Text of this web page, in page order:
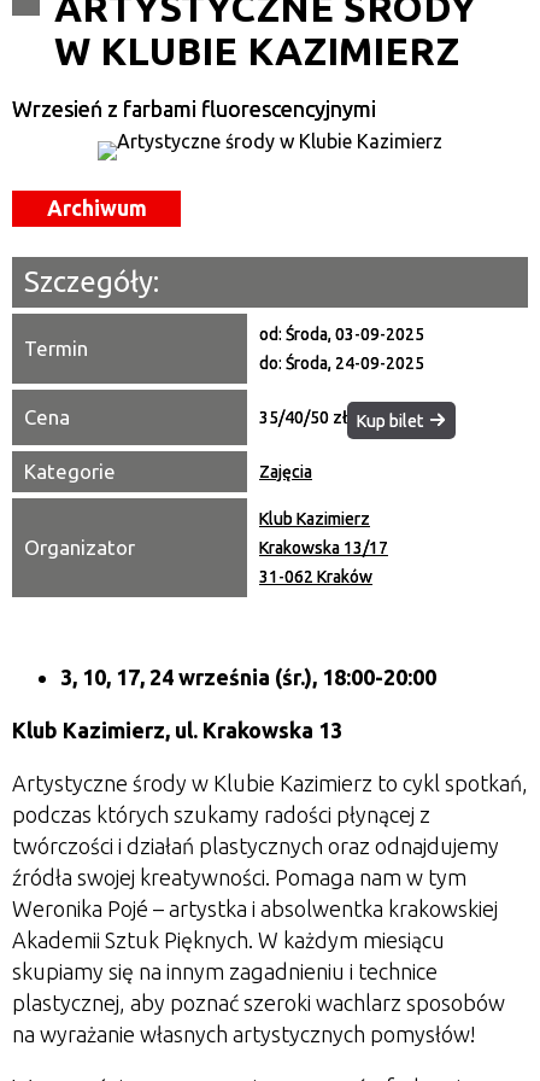
Kategoria
Trwające w zakresie
—
Organizator
Promowane
W KLUBIE KAZIMIERZ
Wrzesień z farbami fluorescencyjnymi
Archiwum
Szczegóły:
Termin
od: Środa, 03-09-2025
do: Środa, 24-09-2025
Cena 35/40/50 zł Kup bilet
Kategorie Zajęcia
Organizator
Klub Kazimierz
Krakowska 13/17
31-062 Kraków
3, 10, 17, 24 września (śr.), 18:00-20:00
Klub Kazimierz, ul. Krakowska 13
Artystyczne środy w Klubie Kazimierz to cykl spotkań,
podczas których szukamy radości płynącej z
twórczości i działań plastycznych oraz odnajdujemy
źródła swojej kreatywności. Pomaga nam w tym
Weronika Pojé – artystka i absolwentka krakowskiej
Akademii Sztuk Pięknych. W każdym miesiącu
skupiamy się na innym zagadnieniu i technice
plastycznej, aby poznać szeroki wachlarz sposobów
na wyrażanie własnych artystycznych pomysłów!